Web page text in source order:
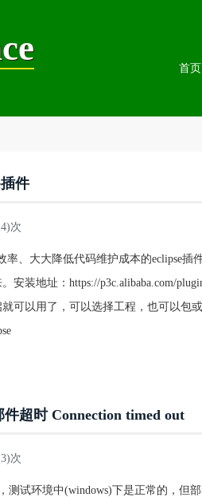
首页
件
次
率、大大降低代码维护成本的eclipse插
装地址：https://p3c.alibaba.com/
可以用了，可以选择工程，也可以包
超时 Connection timed out
次
测试环境中(windows)下是正常的，但